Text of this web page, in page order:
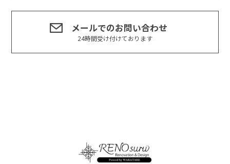
メールでのお問い合わせ
24時間受け付けております